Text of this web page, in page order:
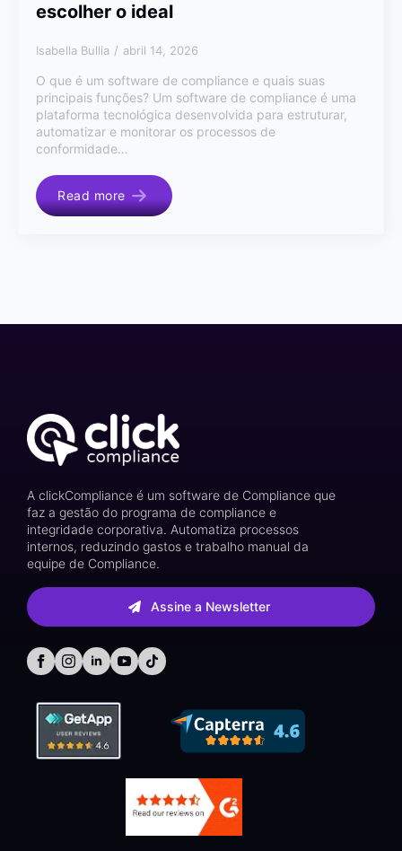
escolher o ideal
Isabella Bullia abril 14, 2026
O que é um software de compliance e quais suas
principais funções? Um software de compliance é uma
plataforma tecnológica desenvolvida para estruturar,
automatizar e monitorar os processos de
conformidade…
Read more
A clickCompliance é um software de Compliance que
faz a gestão do programa de compliance e
integridade corporativa. Automatiza processos
internos, reduzindo gastos e trabalho manual da
equipe de Compliance.
Assine a Newsletter